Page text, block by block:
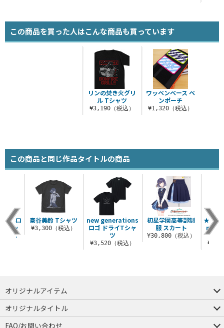
この商品を買った人はこんな商品も買っています
リンの焚き火グリ
ル Tシャツ
¥3,190（税込）
ワッペンベース ペ
ンポーチ
¥1,320（税込）
この商品と同じ作品タイトルの商品
new generations
ロゴ ドライTシャ
ツ
¥3,520（税込）
初星学園高等部制
服 スカート
¥30,800（税込）
★限定
ホロ
テッ
アル..
秦谷美鈴 Tシャツ
¥3,300（税込）
オリジナルアイテム
つままれ
つかまれ
ピョコッテ
オリジナルタイトル
アイテムヤ
ミスカトニック大學購買部
FAQ/お問い合わせ